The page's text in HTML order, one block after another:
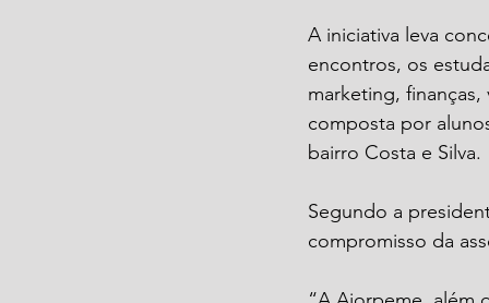
A iniciativa leva
encontros, os
marketing,
composta por
bairro Costa e Silva.
Segundo a
compromisso da